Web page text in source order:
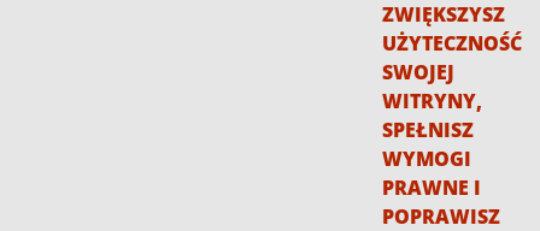
ZWIĘKSZYSZ
UŻYTECZNOŚĆ
SWOJEJ
WITRYNY,
SPEŁNISZ
WYMOGI
PRAWNE I
POPRAWISZ